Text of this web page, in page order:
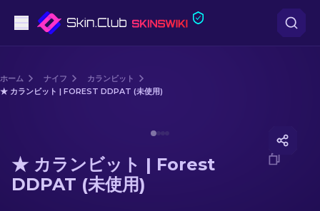
中級
スナイパーライフル
ホーム ナイフ
カランビット
★ カランビット | FOREST DDPAT (未使用)
★ カランビット | Forest
DDPAT (未使用)